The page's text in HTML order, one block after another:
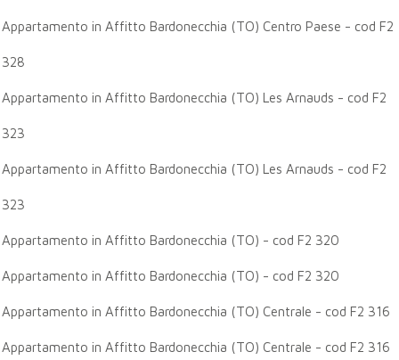
Appartamento in Affitto Bardonecchia (TO) Centro Paese - cod F2
328
Appartamento in Affitto Bardonecchia (TO) Les Arnauds - cod F2
323
Appartamento in Affitto Bardonecchia (TO) Les Arnauds - cod F2
323
Appartamento in Affitto Bardonecchia (TO) - cod F2 320
Appartamento in Affitto Bardonecchia (TO) - cod F2 320
Appartamento in Affitto Bardonecchia (TO) Centrale - cod F2 316
Appartamento in Affitto Bardonecchia (TO) Centrale - cod F2 316